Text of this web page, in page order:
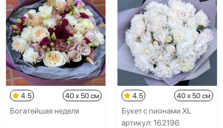
4.5 40 x 50 см
Богатейшая неделя
4.5 40 x 50 см
Букет с пионами XL
артикул: 162196